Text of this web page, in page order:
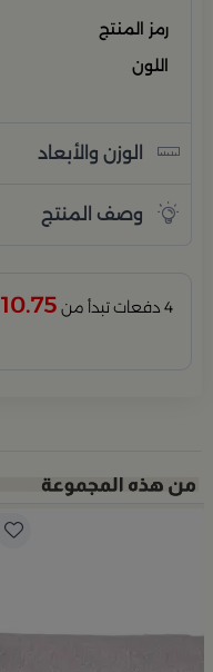
رمز المنتج
اللون
الوزن والأبعاد
وصف المنتج
4 دفعات تبدأ من 10.75